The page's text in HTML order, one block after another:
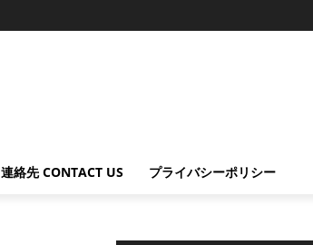
連絡先 CONTACT US プライバシーポリシー